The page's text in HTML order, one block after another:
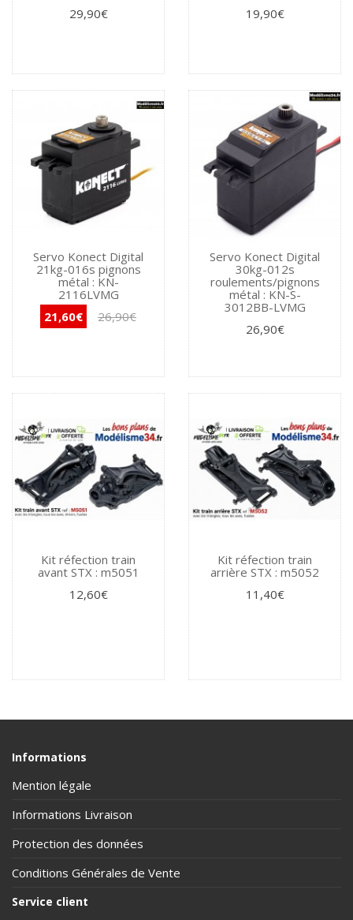
29,90€
19,90€
Servo Konect Digital
21kg-016s pignons
métal : KN-
2116LVMG
21,60€
26,90€
Servo Konect Digital
30kg-012s
roulements/pignons
métal : KN-S-
3012BB-LVMG
26,90€
Kit réfection train
avant STX : m5051
12,60€
Kit réfection train
arrière STX : m5052
11,40€
Informations
Mention légale
Informations Livraison
Protection des données
Conditions Générales de Vente
Service client